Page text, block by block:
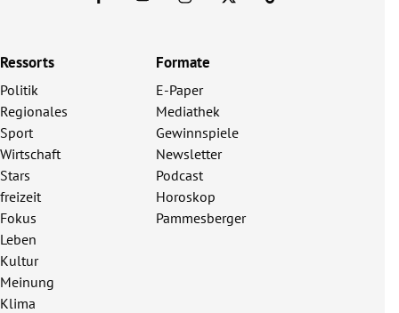
Ressorts
Politik
Regionales
Sport
Wirtschaft
Stars
freizeit
Fokus
Leben
Kultur
Meinung
Klima
Formate
E-Paper
Mediathek
Gewinnspiele
Newsletter
Podcast
Horoskop
Pammesberger